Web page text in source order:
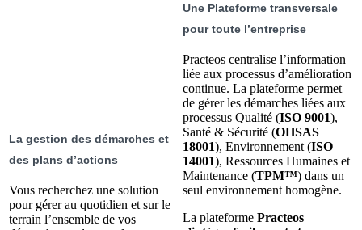
La gestion des démarches et
des plans d’actions
Vous recherchez une solution
pour gérer au quotidien et sur le
terrain l’ensemble de vos
Une Plateforme transversale
pour toute l’entreprise
Practeos centralise l’information
liée aux processus d’amélioration
continue. La plateforme permet
de gérer les démarches liées aux
processus Qualité (ISO 9001),
Santé & Sécurité (OHSAS
18001), Environnement (ISO
14001), Ressources Humaines et
Maintenance (TPM™) dans un
seul environnement homogène.
La plateforme Practeos